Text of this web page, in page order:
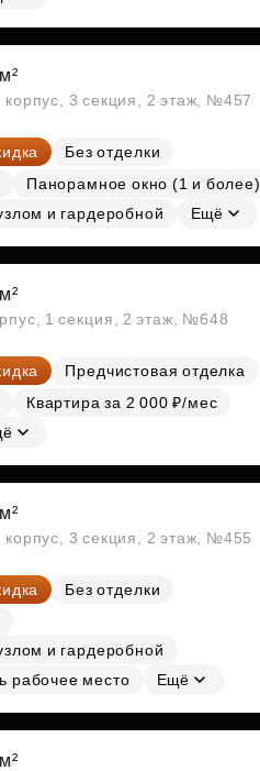
3 секция, 2 этаж, №457
Без отделки
Панорамное окно (1 и более)
и гардеробной
Ещё
1 секция, 2 этаж, №648
Предчистовая отделка
Квартира за 2 000 ₽/мес
3 секция, 2 этаж, №455
Без отделки
и гардеробной
рабочее место
Ещё